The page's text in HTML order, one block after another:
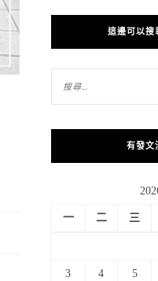
這邊可以搜
有發文
一 二 三
3 4 5